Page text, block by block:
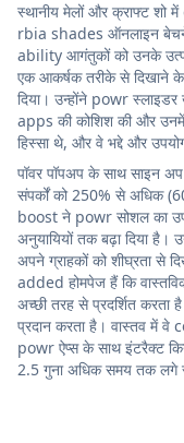
स्थानीय मेलों और क्राफ्ट शो
rbia shades ऑनलाइन
ability आगंतुकों को उनके
एक आकर्षक तरीके से दिखाने के
दिया। उन्होंने powr
apps की कोशिश की और
हिस्सा थे, और वे भद्दे और
पॉवर पॉपअप के साथ
संपर्कों को 250% से अधिक
boost ने powr सोशल का
अनुयायियों तक बढ़ा दिया
अपने ग्राहकों को शीघ्रता से
added होमपेज हैं कि
अच्छी तरह से प्रदर्शित
प्रदान करता है। वास्तव में वे
powr ऐप्स के साथ इंटरैक्ट
2.5 गुना अधिक समय तक लगे